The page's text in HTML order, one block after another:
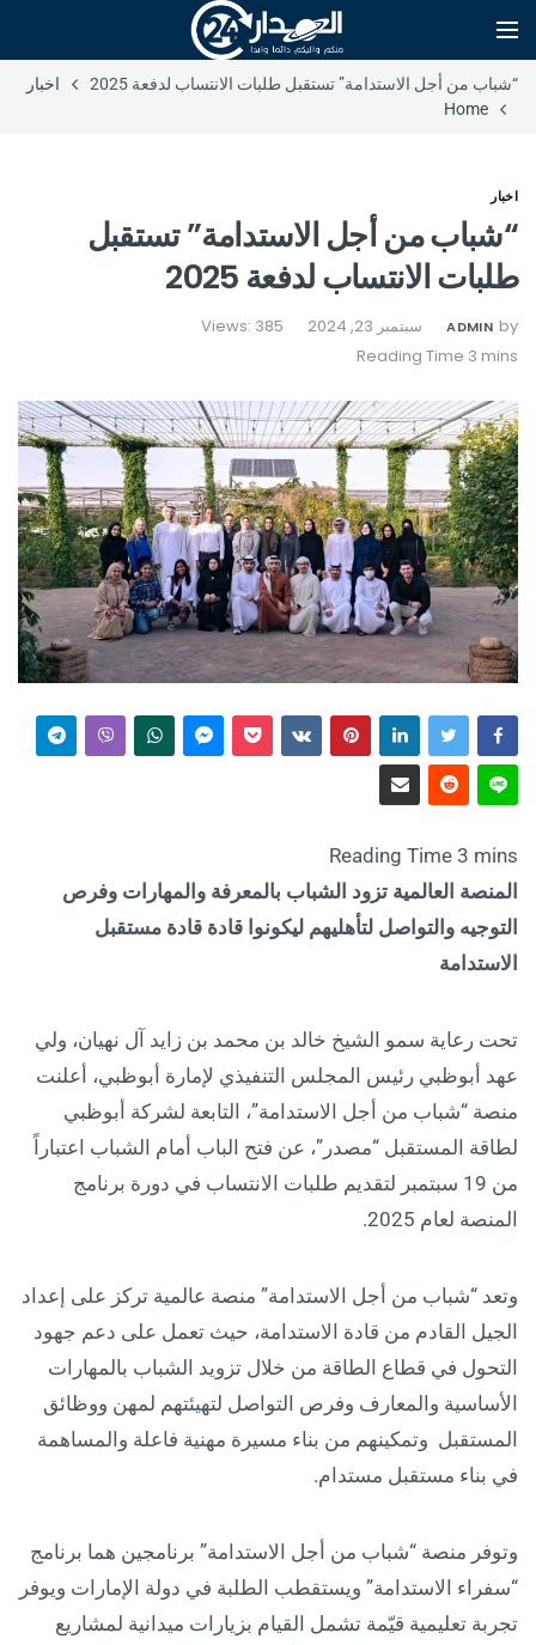
“شباب من أجل الاستدامة” تستقبل طلبات الانتساب لدفعة 2025
اخبار
Home
اخبار
“شباب من أجل الاستدامة” تستقبل
طلبات الانتساب لدفعة 2025
by
ADMIN سبتمبر 23, 2024 Views: 385
المنصة العالمية تزود الشباب بالمعرفة والمهارات وفرص
التوجيه والتواصل لتأهليهم ليكونوا قادة قادة مستقبل
الاستدامة
تحت رعاية سمو الشيخ خالد بن محمد بن زايد آل نهيان، ولي
عهد أبوظبي رئيس المجلس التنفيذي لإمارة أبوظبي، أعلنت
منصة “شباب من أجل الاستدامة”، التابعة لشركة أبوظبي
لطاقة المستقبل “مصدر”، عن فتح الباب أمام الشباب اعتباراً
من 19 سبتمبر لتقديم طلبات الانتساب في دورة برنامج
المنصة لعام 2025.
وتعد “شباب من أجل الاستدامة” منصة عالمية تركز على إعداد
الجيل القادم من قادة الاستدامة، حيث تعمل على دعم جهود
التحول في قطاع الطاقة من خلال تزويد الشباب بالمهارات
الأساسية والمعارف وفرص التواصل لتهيئتهم لمهن ووظائق
المستقبل وتمكينهم من بناء مسيرة مهنية فاعلة والمساهمة
في بناء مستقبل مستدام.
وتوفر منصة “شباب من أجل الاستدامة” برنامجين هما برنامج
“سفراء الاستدامة” ويستقطب الطلبة في دولة الإمارات ويوفر
تجربة تعليمية قيّمة تشمل القيام بزيارات ميدانية لمشاريع